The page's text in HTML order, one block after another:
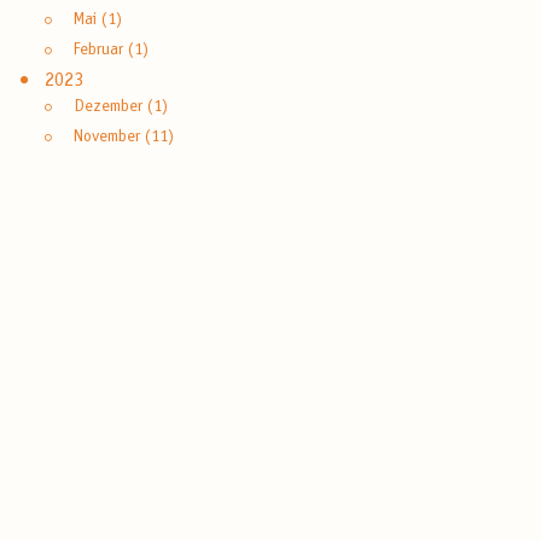
Mai (1)
Februar (1)
2023
Dezember (1)
November (11)